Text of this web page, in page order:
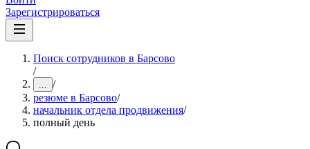
Зарегистрироваться
Поиск сотрудников в Барсово
/
... /
резюме в Барсово/
начальник отдела продвижения/
полный день